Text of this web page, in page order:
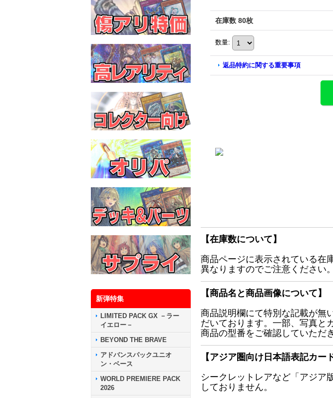
新弾特集
LIMITED PACK GX －ラー
イエロー－
BEYOND THE BRAVE
アドバンスパックユニオ
ン・ベース
WORLD PREMIERE PACK
2026
在庫数 80枚
数量:
返品特約に関する重要事項
【在庫数について】
商品ページに表示されている在
異なりますのでご注意ください。
【商品名と商品画像について】
商品説明欄にて特別な記載が無
だいております。一部、写真と
商品の型番をご確認していただ
【アジア圏向け日本語表記カー
シークレットレアなど「アジア
しておりません。